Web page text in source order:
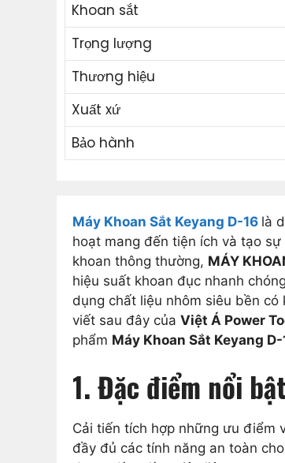
Khoan sắt
Trọng lượng
Thương hiệu
Xuất xứ
Bảo hành
Máy Khoan Sắt Keyang D-16 là
hoạt mang đến tiện ích và tạo
khoan thông thường, MÁY
hiệu suất khoan đục nhanh
dụng chất liệu nhôm siêu bền
viết sau đây của Việt Á Power
phẩm Máy Khoan Sắt Keyang D-
1. Đặc điểm nổi
Cải tiến tích hợp những ưu điểm
đầy đủ các tính năng an toàn